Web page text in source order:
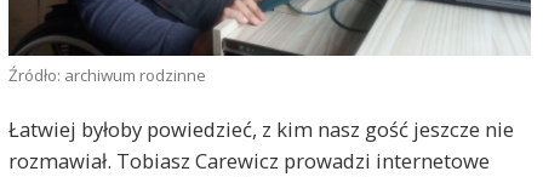
Źródło: archiwum rodzinne
Łatwiej byłoby powiedzieć, z kim nasz gość jeszcze nie
rozmawiał. Tobiasz Carewicz prowadzi internetowe